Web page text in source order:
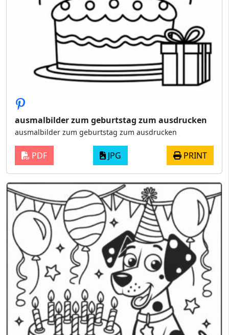
ausmalbilder zum geburtstag zum ausdrucken
ausmalbilder zum geburtstag zum ausdrucken
PDF JPG PRINT